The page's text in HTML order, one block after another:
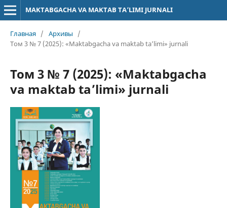
MAKTABGACHA VA MAKTAB TA’LIMI JURNALI
Главная / Архивы
/
Том 3 № 7 (2025): «Maktabgacha va maktab ta’limi» jurnali
Том 3 № 7 (2025): «Maktabgacha
va maktab ta’limi» jurnali